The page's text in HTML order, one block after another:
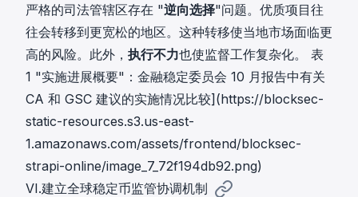
严格的司法管辖区存在 "逆向选择"问题。优质项目往
往会转移到更宽松的地区。这种转移使当地市场面临更
高的风险。此外， 执行不力也使监督工作复杂化。 表
1 "实施进展概要"：金融稳定委员会 10 月报告中有关
CA 和 GSC 建议的实施情况比较](https://blocksec-
static-resources.s3.us-east-
1.amazonaws.com/assets/frontend/blocksec-
strapi-online/image_7_72f194db92.png)
VI.建立全球稳定币监管协调机制